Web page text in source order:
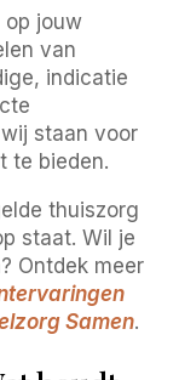
op jouw
van
indicatie
staan voor
te bieden.
thuiszorg
staat. Wil je
Ontdek meer
Samen.